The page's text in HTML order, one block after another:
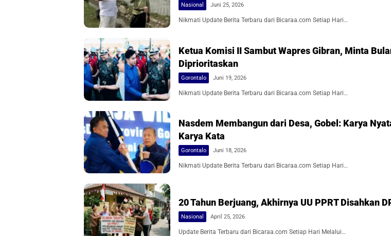
Nasional Juni 25, 2026
Nikmati Update Berita Terbaru dari Bicaraa.com Setiap Hari…
Ketua Komisi II Sambut Wapres Gibran, Minta
Diprioritaskan
Gorontalo Juni 19, 2026
Nikmati Update Berita Terbaru dari Bicaraa.com Setiap Hari…
Nasdem Membangun dari Desa, Gobel: Karya
Karya Kata
Gorontalo Juni 18, 2026
Nikmati Update Berita Terbaru dari Bicaraa.com Setiap Hari…
20 Tahun Berjuang, Akhirnya UU PPRT Disahkan
Nasional April 25, 2026
Update Berita Terbaru dari Bicaraa.com Setiap Hari Melalui…